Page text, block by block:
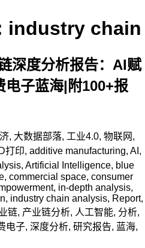
industry chain
深度分析报告：AI赋
电子蓝海|附100+报
, 大数据部落, 工业4.0, 物联网 ,
打印, additive manufacturing, AI ,
, Artificial Intelligence, blue
, commercial space, consumer
, in-depth analysis,
, industry chain analysis, Report,
链, 产业链分析, 人工智能, 分析,
电子, 深度分析, 研究报告, 蓝海,